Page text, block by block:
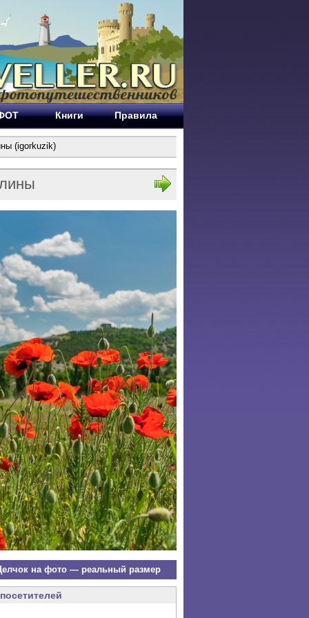
Книги Правила
(igorkuzik)
на фото — реальный размер